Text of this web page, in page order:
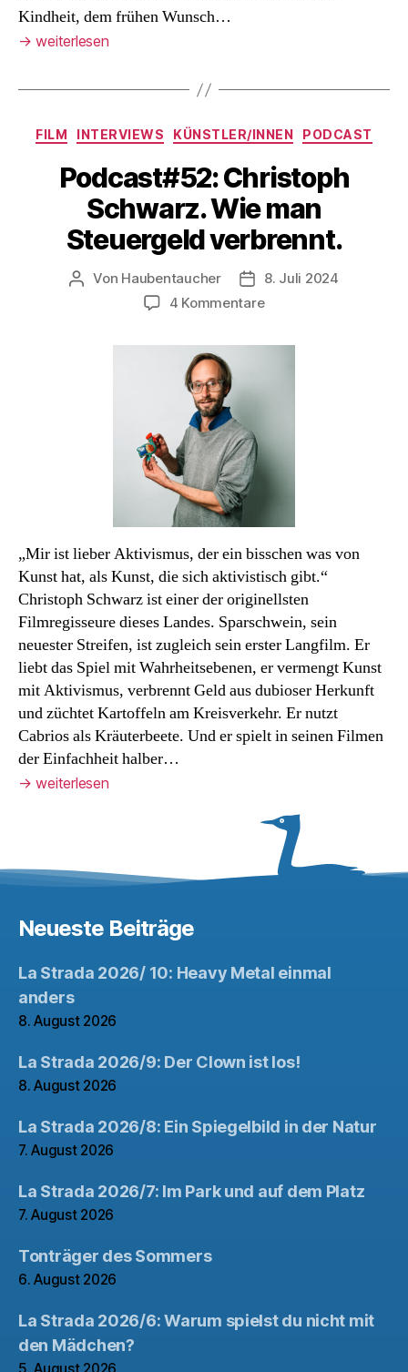
Kindheit, dem frühen Wunsch…
→ weiterlesen
Kategorien
FILM INTERVIEWS KÜNSTLER/INNEN PODCAST
Podcast#52: Christoph
Schwarz. Wie man
Steuergeld verbrennt.
Beitragsautor
Von Haubentaucher Veröffentlichungsdatum
8. Juli 2024
4 Kommentarezu
Christoph
„Mir ist lieber Aktivismus, der ein bisschen was von
Kunst hat, als Kunst, die sich aktivistisch gibt.“
Christoph Schwarz ist einer der originellsten
Filmregisseure dieses Landes. Sparschwein, sein
neuester Streifen, ist zugleich sein erster Langfilm. Er
liebt das Spiel mit Wahrheitsebenen, er vermengt Kunst
mit Aktivismus, verbrennt Geld aus dubioser Herkunft
und züchtet Kartoffeln am Kreisverkehr. Er nutzt
Cabrios als Kräuterbeete. Und er spielt in seinen Filmen
der Einfachheit halber…
→ weiterlesen
Neueste Beiträge
La Strada 2026/ 10: Heavy Metal einmal
anders
8. August 2026
La Strada 2026/9: Der Clown ist los!
8. August 2026
La Strada 2026/8: Ein Spiegelbild in der Natur
7. August 2026
La Strada 2026/7: Im Park und auf dem Platz
7. August 2026
Tonträger des Sommers
6. August 2026
La Strada 2026/6: Warum spielst du nicht mit
den Mädchen?
5. August 2026